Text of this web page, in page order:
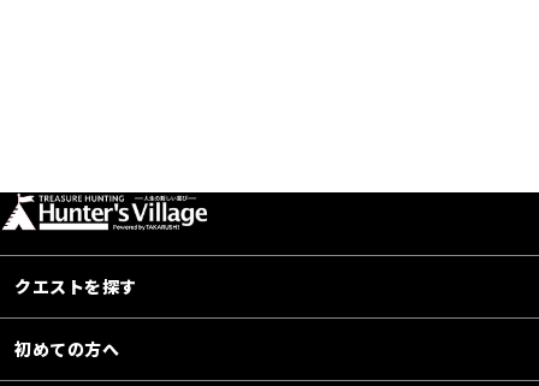
クエストを探す
初めての方へ